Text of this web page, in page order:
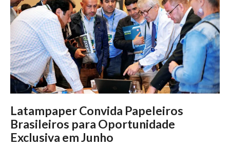
Latampaper Convida Papeleiros
Brasileiros para Oportunidade
Exclusiva em Junho